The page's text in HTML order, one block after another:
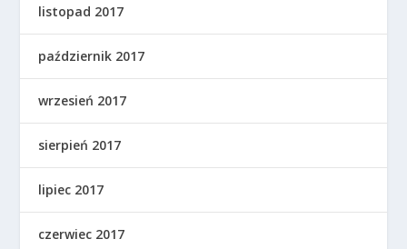
listopad 2017
październik 2017
wrzesień 2017
sierpień 2017
lipiec 2017
czerwiec 2017